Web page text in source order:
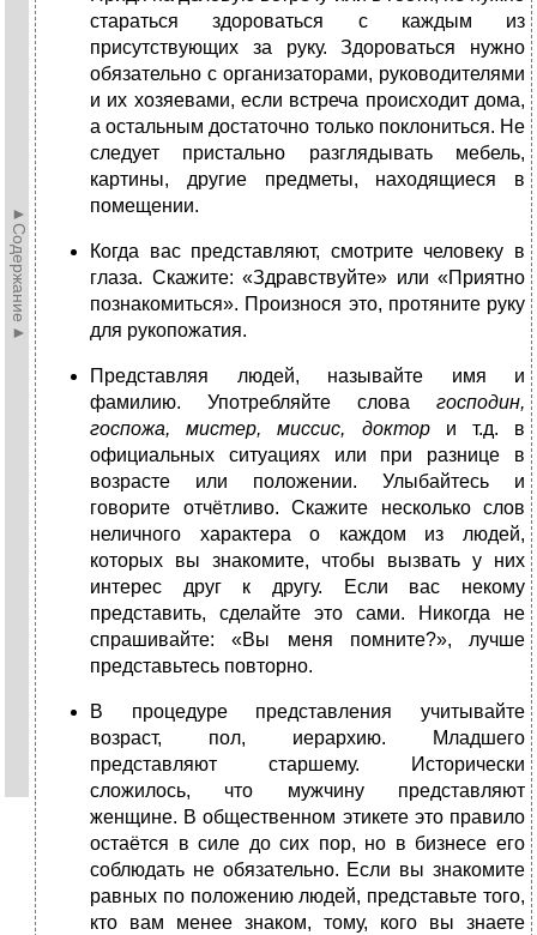
►Содержание►
стараться здороваться с каждым из
присутствующих за руку. Здороваться нужно
обязательно с организаторами, руководителями
и их хозяевами, если встреча происходит дома,
а остальным достаточно только поклониться. Не
следует пристально разглядывать мебель,
картины, другие предметы, находящиеся в
помещении.
Когда вас представляют, смотрите человеку в
глаза. Скажите: «Здравствуйте» или «Приятно
познакомиться». Произнося это, протяните руку
для рукопожатия.
Представляя людей, называйте имя и
фамилию. Употребляйте слова
господин,
госпожа, мистер, миссис, доктор и т.д. в
официальных ситуациях или при разнице в
возрасте или положении. Улыбайтесь и
говорите отчётливо. Скажите несколько слов
неличного характера о каждом из людей,
которых вы знакомите, чтобы вызвать у них
интерес друг к другу. Если вас некому
представить, сделайте это сами. Никогда не
спрашивайте: «Вы меня помните?», лучше
представьтесь повторно.
В процедуре представления учитывайте
возраст, пол, иерархию. Младшего
представляют старшему. Исторически
сложилось, что мужчину представляют
женщине. В общественном этикете это правило
остаётся в силе до сих пор, но в бизнесе его
соблюдать не обязательно. Если вы знакомите
равных по положению людей, представьте того,
кто вам менее знаком, тому, кого вы знаете